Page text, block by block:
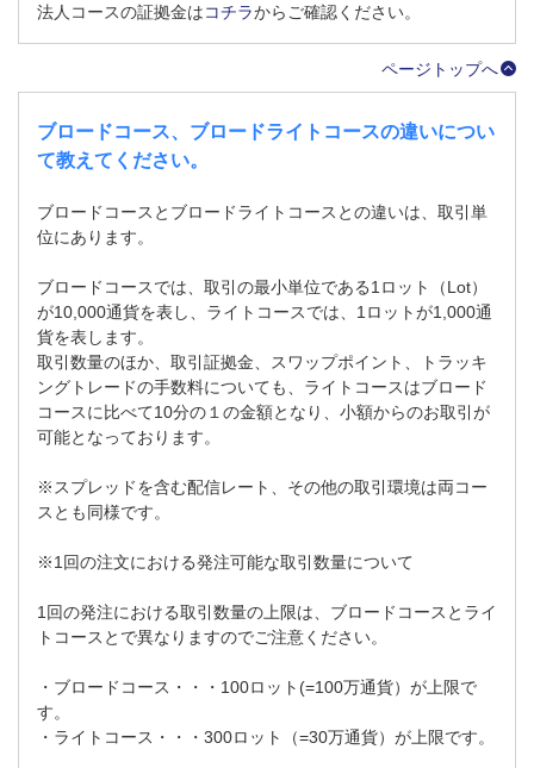
法人コースの証拠金はコチラからご確認ください。
ページトップへ
ブロードコース、ブロードライトコースの違いについ
て教えてください。
ブロードコースとブロードライトコースとの違いは、取引単
位にあります。
ブロードコースでは、取引の最小単位である1ロット（Lot）
が10,000通貨を表し、ライトコースでは、1ロットが1,000通
貨を表します。
取引数量のほか、取引証拠金、スワップポイント、トラッキ
ングトレードの手数料についても、ライトコースはブロード
コースに比べて10分の１の金額となり、小額からのお取引が
可能となっております。
※スプレッドを含む配信レート、その他の取引環境は両コー
スとも同様です。
※1回の注文における発注可能な取引数量について
1回の発注における取引数量の上限は、ブロードコースとライ
トコースとで異なりますのでご注意ください。
・ブロードコース・・・100ロット(=100万通貨）が上限で
す。
・ライトコース・・・300ロット（=30万通貨）が上限です。